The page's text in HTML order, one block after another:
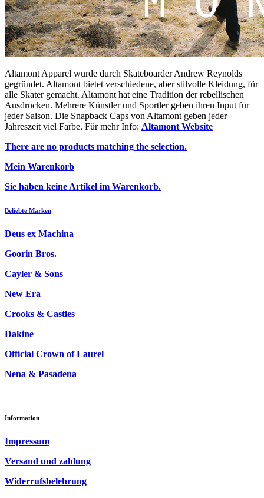
Altamont Apparel wurde durch Skateboarder Andrew Reynolds
gegründet. Altamont bietet verschiedene, aber stilvolle Kleidung, für
alle Skater gemacht. Altamont hat eine Tradition der rebellischen
Ausdrücken. Mehrere Künstler und Sportler geben ihren Input für
jeder Saison. Die Snapback Caps von Altamont geben jeder
Jahreszeit viel Farbe. Für mehr Info: Altamont Website
There are no products matching the selection.
Mein Warenkorb
Sie haben keine Artikel im Warenkorb.
Beliebte Marken
Deus ex Machina
Goorin Bros.
Cayler & Sons
New Era
Crooks & Castles
Dakine
Official Crown of Laurel
Nena & Pasadena
Information
Impressum
Versand und zahlung
Widerrufsbelehrung